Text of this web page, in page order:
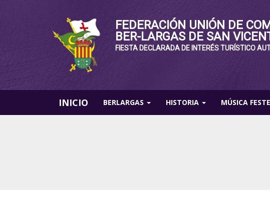
FEDERACIÓN UNIÓN DE
BER-LARGAS DE SAN
FIESTA DECLARADA DE INTERÉS TURÍSTICO
INICIO BERLARGAS HISTORIA MÚSICA